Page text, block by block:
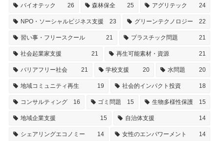
バイオテック 26 森林保全 25 アグリテック 24
NPO・ソーシャルビジネス支援 23 グリーンテクノロジー 22
習い事・フリースクール 21 プラスチック問題 21
社会起業家支援 21 再生可能素材・資源 21
バリアフリー社会 21 学校支援 20 水問題 20
地域コミュニティ再生 19 社会的インパクト投資 18
コンサルティング 16 ゴミ問題 15 生物多様性保護 15
地域企業支援 15 自治体支援 14
シェアリングエコノミー 14 女性のエンパワーメント 14